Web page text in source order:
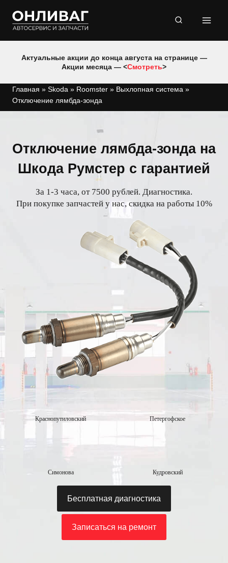
содержимому
Актуальные акции до конца августа на странице —
Акции месяца — <Смотреть>
Главная » Skoda » Roomster » Выхлопная система »
Отключение лямбда-зонда
Отключение лямбда-зонда на
Шкода Румстер с гарантией
За 1-3 часа, от 7500 рублей. Диагностика.
При покупке запчастей у нас, скидка на работы 10%
Краснопутиловский Петергофское
Симонова Кудровский
Бесплатная диагностика
Записаться на ремонт